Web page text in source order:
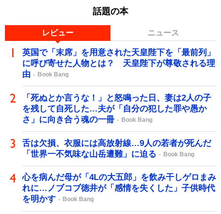
話題の本
レビュー ニュース
英国で「末席」を用意された天皇陛下を「最前列」
に呼び寄せた人物とは？ 天皇陛下が尊敬される理
由
Book Bang
「死ぬとか言うな！」と怒鳴った日、妻は2人の子
を残して自死した…夫が「自分の犯した罪や愚か
さ」に向き合う魂の一冊
Book Bang
舌は欠損、衣服には高放射線…9人の若者が死んだ
「世界一不気味な山岳遭難」に迫る
Book Bang
心を病んだ母が「4Lの大五郎」を飲み干しゲロまみ
れに…ノブコブ徳井が「感情を失くした」子供時代
を明かす
Book Bang